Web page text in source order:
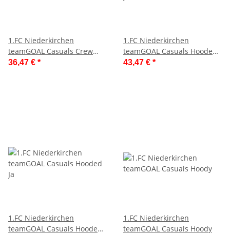
1.FC Niederkirchen
teamGOAL Casuals Crew
Neck
36,47 € *
1.FC Niederkirchen
teamGOAL Casuals Hooded
Ja
43,47 € *
1.FC Niederkirchen
teamGOAL Casuals Hooded
1.FC Niederkirchen
teamGOAL Casuals Hoody